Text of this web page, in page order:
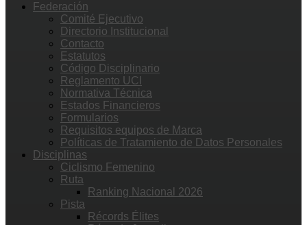
Federación
Comité Ejecutivo
Directorio Institucional
Contacto
Estatutos
Código Disciplinario
Reglamento UCI
Normativa Técnica
Estados Financieros
Formularios
Requisitos equipos de Marca
Políticas de Tratamiento de Datos Personales
Disciplinas
Ciclismo Femenino
Ruta
Ranking Nacional 2026
Pista
Récords Élites